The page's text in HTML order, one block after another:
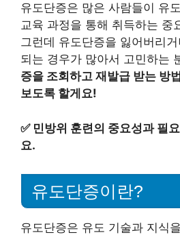
유도단증은 많은 사람들이 유
교육 과정을 통해 취득하는 중
그런데 유도단증을 잃어버리
되는 경우가 많아서 고민하는
증을 조회하고 재발급 받는 방
보도록 할게요!
✅ 민방위 훈련의 중요성과 필
요.
유도단증이란?
유도단증은 유도 기술과 지식